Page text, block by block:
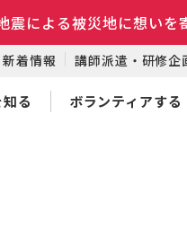
震による被災地に想いを
新着情報 講師派遣・研修企
る ボランティアする